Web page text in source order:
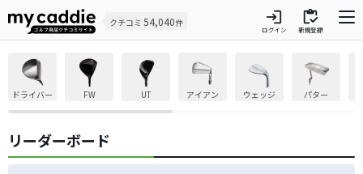
クチコミ 54,040件 login
ログイン
inventory
新規登録
ドライバー FW UT アイアン ウェッジ パター
リーダーボード